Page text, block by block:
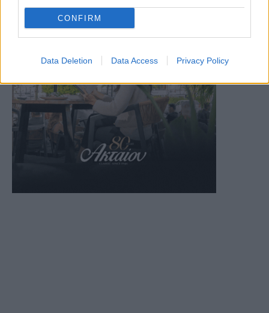
CONFIRM
Data Deletion Data Access Privacy Policy